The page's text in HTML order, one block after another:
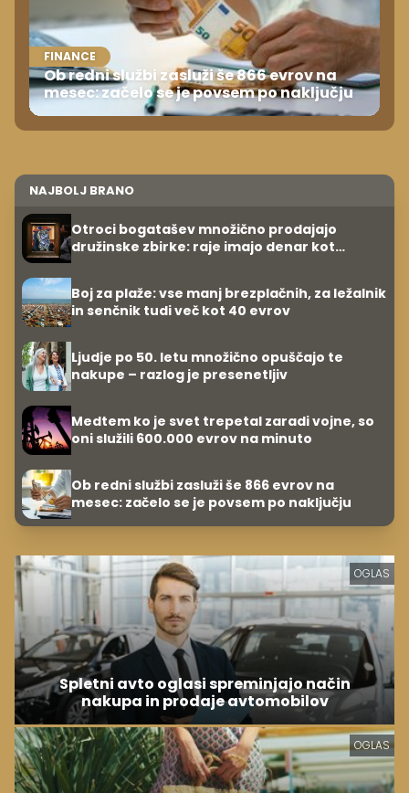
FINANCE
Ob redni službi zasluži še 866 evrov na
mesec: začelo se je povsem po naključju
NAJBOLJ BRANO
Otroci bogatašev množično prodajajo
družinske zbirke: raje imajo denar kot
Boj za plaže: vse manj brezplačnih, za ležalnik
in senčnik tudi več kot 40 evrov
Ljudje po 50. letu množično opuščajo te
nakupe – razlog je presenetljiv
Medtem ko je svet trepetal zaradi vojne, so
oni služili 600.000 evrov na minuto
Ob redni službi zasluži še 866 evrov na
mesec: začelo se je povsem po naključju
OGLAS
Spletni avto oglasi spreminjajo način
nakupa in prodaje avtomobilov
OGLAS